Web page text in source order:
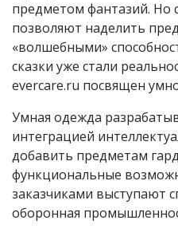
предметом фантазий. Но
позволяют наделить
«волшебными»
сказки уже стали
evercare.ru посвящен
Умная одежда
интеграцией
добавить предметам
функциональные
заказчиками выступают
оборонная